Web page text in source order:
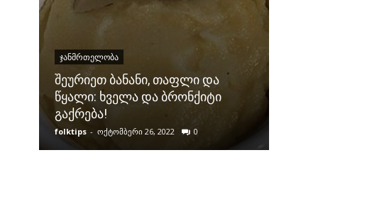
ᲯᲐᲜᲛᲠᲗᲔᲚᲝᲑᲐ
შეურიეთ ბანანი, თაფლი და
წყალი: ხველა და ბრონქიტი
გაქრება!
folktips - ოქტომბერი 26, 2022 0